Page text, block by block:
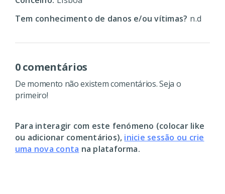
Tem conhecimento de danos e/ou vítimas? n.d
0 comentários
De momento não existem comentários. Seja o
primeiro!
Para interagir com este fenómeno (colocar like
ou adicionar comentários), inicie sessão ou crie
uma nova conta na plataforma.